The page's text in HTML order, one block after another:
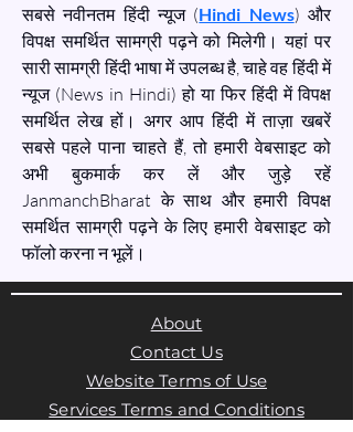
सबसे नवीनतम हिंदी न्यूज (Hindi News) और
विपक्ष समर्थित सामग्री पढ़ने को मिलेगी। यहां पर
सारी सामग्री हिंदी भाषा में उपलब्ध है, चाहे वह हिंदी में
न्यूज (News in Hindi) हो या फिर हिंदी में विपक्ष
समर्थित लेख हों। अगर आप हिंदी में ताज़ा खबरें
सबसे पहले पाना चाहते हैं, तो हमारी वेबसाइट को
अभी बुकमार्क कर लें और जुड़े रहें
JanmanchBharat के साथ और हमारी विपक्ष
समर्थित सामग्री पढ़ने के लिए हमारी वेबसाइट को
फॉलो करना न भूलें।
About
Contact Us
Website Terms of Use
Services Terms and Conditions